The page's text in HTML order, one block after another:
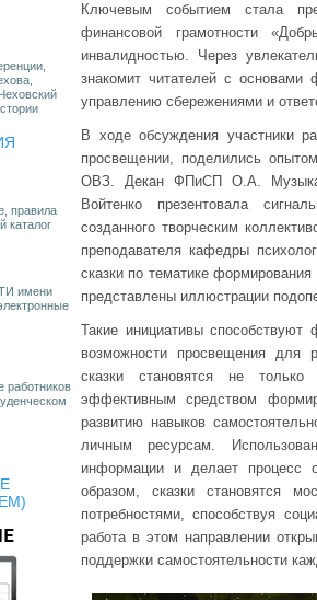
правила
каталог
имени
Ключевым событием стала
финансовой грамотности
инвалидностью. Через
знакомит читателей с основами
управлению сбережениями и
В ходе обсуждения участники
просвещении, поделились
ОВЗ. Декан ФПиСП О.А. Музыка
Войтенко презентовала
созданного творческим
преподавателя кафедры
сказки по тематике
представлены иллюстрации
Такие инициативы
возможности просвещения для
сказки становятся не только
эффективным средством
развитию навыков
личным ресурсам.
информации и делает процесс
образом, сказки становятся
потребностями, способствуя
работа в этом направлении
поддержки самостоятельности